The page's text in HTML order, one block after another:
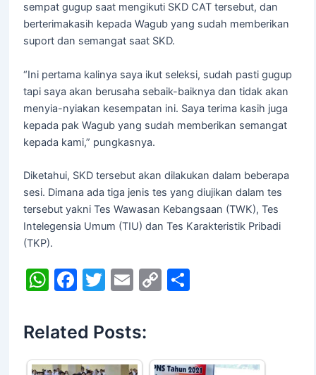
sempat gugup saat mengikuti SKD CAT tersebut, dan
berterimakasih kepada Wagub yang sudah memberikan
suport dan semangat saat SKD.
“Ini pertama kalinya saya ikut seleksi, sudah pasti gugup
tapi saya akan berusaha sebaik-baiknya dan tidak akan
menyia-nyiakan kesempatan ini. Saya terima kasih juga
kepada pak Wagub yang sudah memberikan semangat
kepada kami,” pungkasnya.
Diketahui, SKD tersebut akan dilakukan dalam beberapa
sesi. Dimana ada tiga jenis tes yang diujikan dalam tes
tersebut yakni Tes Wawasan Kebangsaan (TWK), Tes
Intelegensia Umum (TIU) dan Tes Karakteristik Pribadi
(TKP).
W
at
s
A
F
c
e
b
T
itt
er
E
ai
l
C
Li
S
Related Posts: